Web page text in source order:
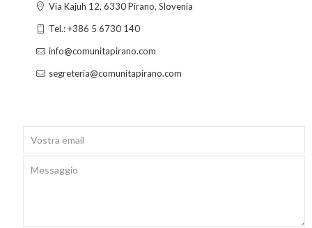
Via Kajuh 12, 6330 Pirano, Slovenia
Tel.: +386 5 6730 140
info@comunitapirano.com
segreteria@comunitapirano.com